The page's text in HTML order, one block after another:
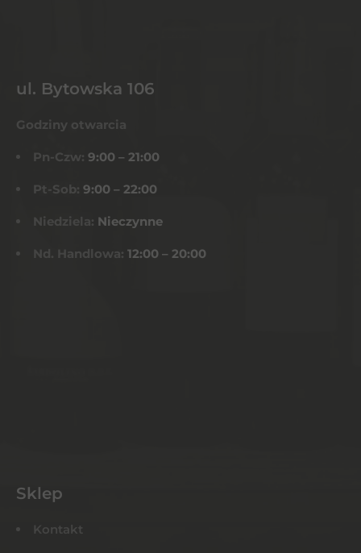
ul. Bytowska 106
Godziny otwarcia
Pn-Czw: 9:00 – 21:00
Pt-Sob: 9:00 – 22:00
Niedziela: Nieczynne
Nd. Handlowa: 12:00 – 20:00
Sklep
Kontakt